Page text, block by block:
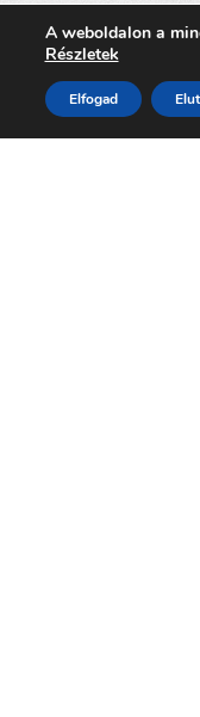
ideális
A weboldalon a
Részletek
Elfogad